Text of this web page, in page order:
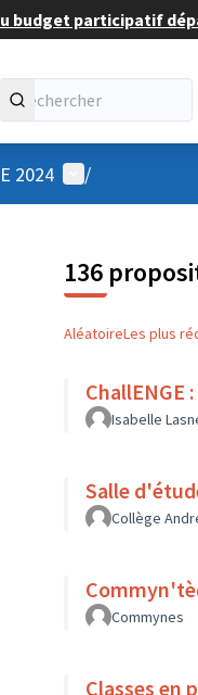
participatif
2024 Menu utilisateur
/
136
AléatoireLes plus
ChallENGE
Isabelle
Salle
Collège
Commynes
Classes en